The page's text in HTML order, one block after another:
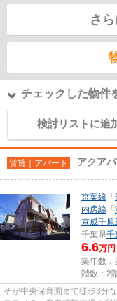
さ
チェックした物件
検討リストに追
賃貸｜アパート アクア
京葉線 「
内房線 「
京成千原
千葉県千
6.6万円
築年数：
階数：2
そが中央保育園まで徒歩3分